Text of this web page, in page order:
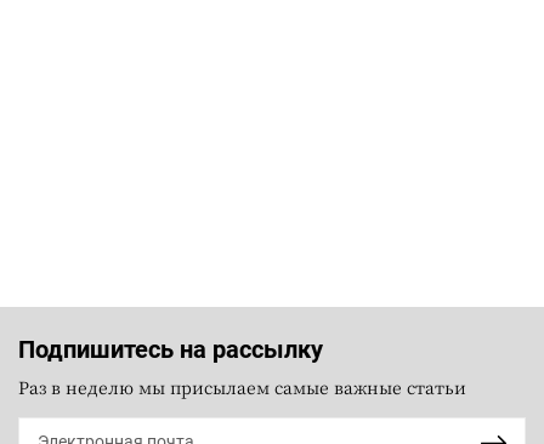
Подпишитесь на рассылку
Раз в неделю мы присылаем самые важные статьи